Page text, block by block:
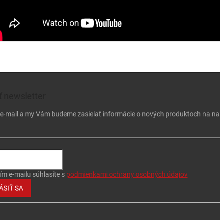
mail a my Vám budeme zasielať informácie o nových produktoch na
e-mailu súhlasíte s podmienkami ochrany osobných údajov
SA